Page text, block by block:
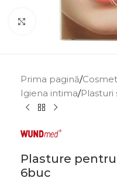
Click to enlarge
Prima pagină/
Igiena intima/Plasturi
Plasture
6buc